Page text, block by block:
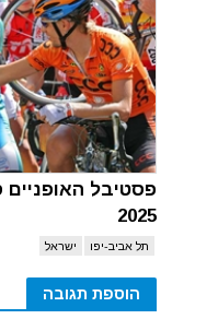
פסטיבל האופניים
2025
תל אביב-יפו ישראל
הוספת תגובה